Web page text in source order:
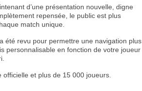
d’une présentation nouvelle, digne
repensée, le public est plus
match unique.
été revu pour permettre une navigation plus
personnalisable en fonction de votre joueur
et plus de 15 000 joueurs.